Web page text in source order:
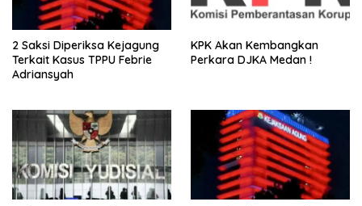
2 Saksi Diperiksa Kejagung
Terkait Kasus TPPU Febrie
Adriansyah
KPK Akan Kembangkan
Perkara DJKA Medan !